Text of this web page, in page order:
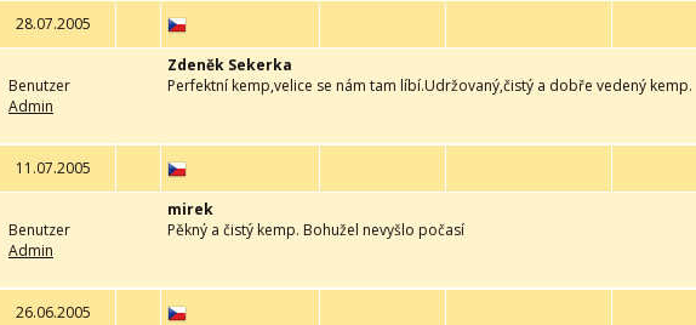
28.07.2005
Benutzer
Admin
Zdeněk Sekerka
Perfektní kemp,velice se nám tam líbí.Udržovaný,čistý a dobře vedený kemp.
11.07.2005
Benutzer
Admin
mirek
Pěkný a čistý kemp. Bohužel nevyšlo počasí
26.06.2005